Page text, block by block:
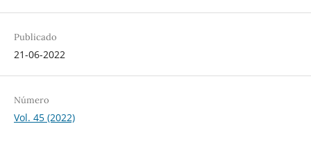
Publicado
21-06-2022
Número
Vol. 45 (2022)